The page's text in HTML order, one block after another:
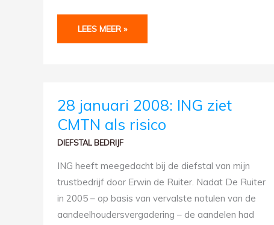
LEES MEER »
28 januari 2008: ING ziet
CMTN als risico
DIEFSTAL BEDRIJF
ING heeft meegedacht bij de diefstal van mijn
trustbedrijf door Erwin de Ruiter. Nadat De Ruiter
in 2005 – op basis van vervalste notulen van de
aandeelhoudersvergadering – de aandelen had
28
JANUARI
2008:
ING
ZIET
CMTN